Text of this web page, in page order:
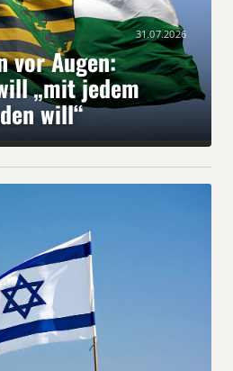
31.07.2026
vor Augen:
„mit jedem
will“